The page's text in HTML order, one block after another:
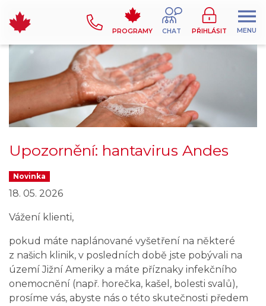
PROGRAMY CHAT PŘIHLÁSIT MENU
Upozornění: hantavirus Andes
Novinka
18. 05. 2026
Vážení klienti,
pokud máte naplánované vyšetření na některé
z našich klinik, v posledních době jste pobývali na
území Jižní Ameriky a máte příznaky infekčního
onemocnění (např. horečka, kašel, bolesti svalů),
prosíme vás, abyste nás o této skutečnosti předem